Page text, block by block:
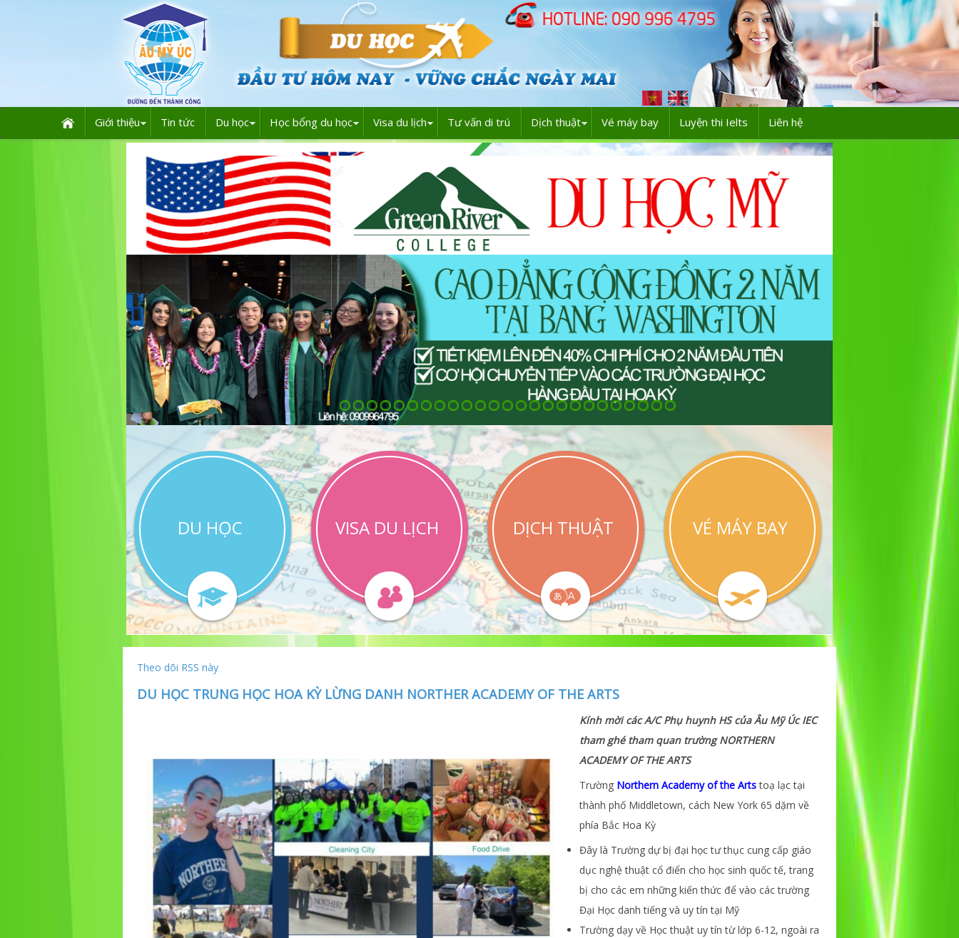
Giới thiệu Tin tức Du học Học bổng du học Visa du lịch Tư vấn di trú Dịch thuật Vé máy bay Luyện thi Ielts Liên hệ
DU HỌC VISA DU LỊCH DỊCH THUẬT VÉ MÁY BAY
Theo dõi RSS này
DU HỌC TRUNG HỌC HOA KỲ LỪNG DANH NORTHER ACADEMY OF THE ARTS
Kính mời các A/C Phụ huynh HS của Âu Mỹ Úc IEC
tham ghé tham quan trườngNORTHERN
ACADEMY OF THE ARTS
Trường Northern Academy of the Artstoạ lạc tại
thành phố Middletown, cách New York 65 dặm về
phía Bắc Hoa Kỳ
Đây là Trường dự bị đại học tư thục cung cấp giáo
dục nghệ thuật cổ điển cho học sinh quốc tế, trang
bị cho các em những kiến thức để vào các trường
Đại Học danh tiếng và uy tín tại Mỹ
Trường dạy về Học thuật uy tín từ lớp 6-12, ngoài ra